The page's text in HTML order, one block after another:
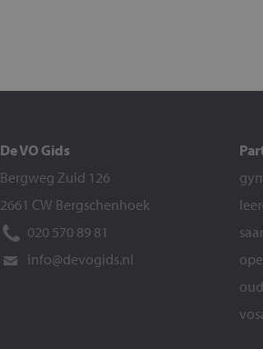
De VO Gids
Bergweg Zuid 126
2661 CW Bergschenhoek
020 570 89 81
info@devogids.nl